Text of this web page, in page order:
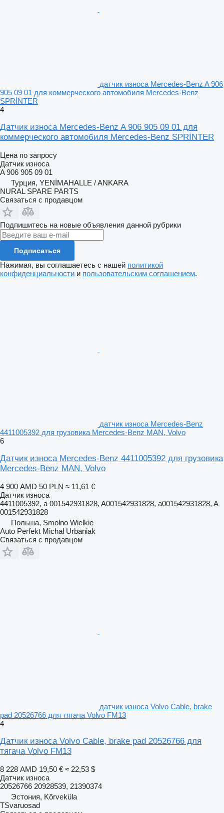
датчик износа Mercedes-Benz A 906
905 09 01 для коммерческого автомобиля Mercedes-Benz
SPRİNTER
4
Датчик износа Mercedes-Benz A 906 905 09 01 для
коммерческого автомобиля Mercedes-Benz SPRİNTER
Цена по запросу
Датчик износа
A 906 905 09 01
Турция, YENİMAHALLE / ANKARA
NURAL SPARE PARTS
Связаться с продавцом
Подпишитесь на новые объявления данной рубрики
Подписаться
Нажимая, вы соглашаетесь с нашей политикой
конфиденциальности и пользовательским соглашением.
датчик износа Mercedes-Benz
4411005392 для грузовика Mercedes-Benz MAN, Volvo
6
Датчик износа Mercedes-Benz 4411005392 для грузовика
Mercedes-Benz MAN, Volvo
4 900 AMD 50 PLN ≈ 11,61 €
Датчик износа
4411005392, a 001542931828, A001542931828, a001542931828, A
001542931828
Польша, Smolno Wielkie
Auto Perfekt Michał Urbaniak
Связаться с продавцом
датчик износа Volvo Cable, brake
pad 20526766 для тягача Volvo FM13
4
Датчик износа Volvo Cable, brake pad 20526766 для
тягача Volvo FM13
8 228 AMD 19,50 € ≈ 22,53 $
Датчик износа
20526766 20928539, 21390374
Эстония, Kõrveküla
TSvaruosad